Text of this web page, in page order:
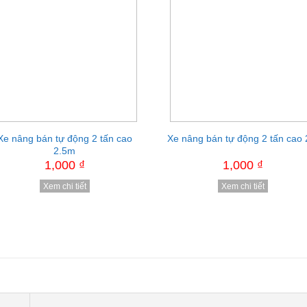
nâng bán tự động 2 tấn cao
2.5m
1,000 ₫
Xem chi tiết
Xe nâng bán tự động 2 tấn cao
1,000 ₫
Xem chi tiết
nâng bán tự động 1.5 tấn cao
2.5m
1,000 ₫
Xem chi tiết
Thang nâng OPK
1,000 ₫
Xem chi tiết